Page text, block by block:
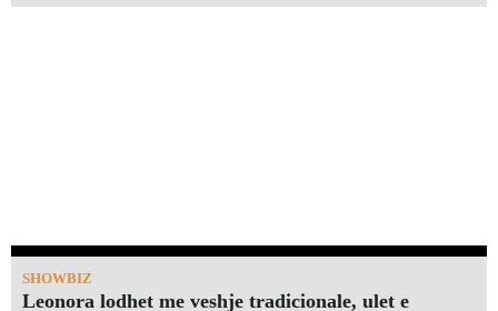
SHOWBIZ
Leonora lodhet me veshje tradicionale, ulet e